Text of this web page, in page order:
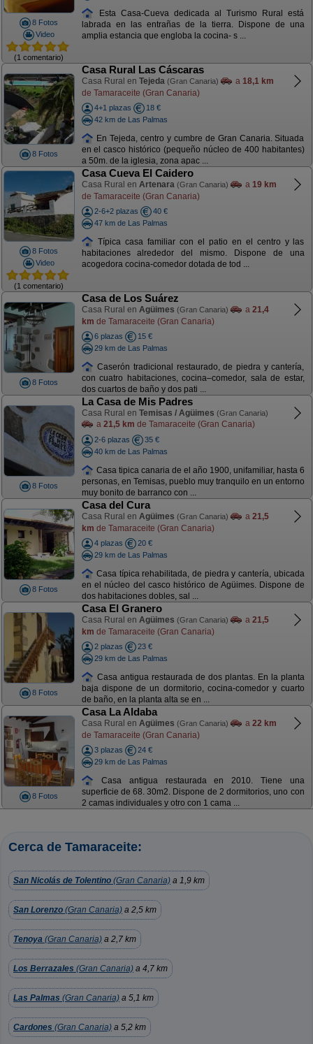
8 Fotos
Video
(1 comentario)
Esta Casa-Cueva dedicada al Turismo Rural está
labrada en las entrañas de la tierra. Dispone de una
amplia estancia que engloba la cocina- s ...
8 Fotos
Casa Rural Las Cáscaras
Casa Rural en Tejeda (Gran Canaria) a 18,1 km
de Tamaraceite (Gran Canaria)
4+1 plazas
18 €
42 km de Las Palmas
En Tejeda, centro y cumbre de Gran Canaria. Situada
en el casco histórico (pequeño núcleo de 400 habitantes)
a 50m. de la iglesia, zona apac ...
8 Fotos
Video
(1 comentario)
Casa Cueva El Caidero
Casa Rural en Artenara (Gran Canaria) a 19 km
de Tamaraceite (Gran Canaria)
2-6+2 plazas
40 €
47 km de Las Palmas
Típica casa familiar con el patio en el centro y las
habitaciones alrededor del mismo. Dispone de una
acogedora cocina-comedor dotada de tod ...
8 Fotos
Casa de Los Suárez
Casa Rural en Agüimes (Gran Canaria) a 21,4
km de Tamaraceite (Gran Canaria)
6 plazas
15 €
29 km de Las Palmas
Caserón tradicional restaurado, de piedra y cantería,
con cuatro habitaciones, cocina–comedor, sala de estar,
dos cuartos de baño y dos pati ...
8 Fotos
La Casa de Mis Padres
Casa Rural en Temisas / Agüimes (Gran Canaria)
a 21,5 km de Tamaraceite (Gran Canaria)
2-6 plazas
35 €
40 km de Las Palmas
Casa tipica canaria de el año 1900, unifamiliar, hasta 6
personas, en Temisas, pueblo muy tranquilo en un entorno
muy bonito de barranco con ...
8 Fotos
Casa del Cura
Casa Rural en Agüimes (Gran Canaria) a 21,5
km de Tamaraceite (Gran Canaria)
4 plazas
20 €
29 km de Las Palmas
Casa típica rehabilitada, de piedra y cantería, ubicada
en el núcleo del casco histórico de Agüimes. Dispone de
dos habitaciones dobles, sal ...
8 Fotos
Casa El Granero
Casa Rural en Agüimes (Gran Canaria) a 21,5
km de Tamaraceite (Gran Canaria)
2 plazas
23 €
29 km de Las Palmas
Casa antigua restaurada de dos plantas. En la planta
baja dispone de un dormitorio, cocina-comedor y cuarto
de baño, en la planta alta se en ...
8 Fotos
Casa La Aldaba
Casa Rural en Agüimes (Gran Canaria) a 22 km
de Tamaraceite (Gran Canaria)
3 plazas
24 €
29 km de Las Palmas
Casa antigua restaurada en 2010. Tiene una
superficie de 68. 30m2. Dispone de 2 dormitorios, uno con
2 camas individuales y otro con 1 cama ...
Cerca de Tamaraceite:
San Nicolás de Tolentino (Gran Canaria) a 1,9 km
San Lorenzo (Gran Canaria) a 2,5 km
Tenoya (Gran Canaria) a 2,7 km
Los Berrazales (Gran Canaria) a 4,7 km
Las Palmas (Gran Canaria) a 5,1 km
Cardones (Gran Canaria) a 5,2 km